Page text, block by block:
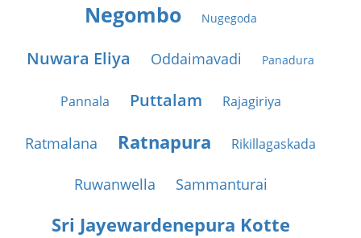
Negombo Nugegoda
Nuwara Eliya Oddaimavadi Panadura
Pannala Puttalam Rajagiriya
Ratmalana Ratnapura Rikillagaskada
Ruwanwella Sammanturai
Sri Jayewardenepura Kotte